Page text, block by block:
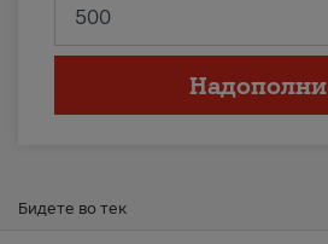
Надополни
Бидете во тек